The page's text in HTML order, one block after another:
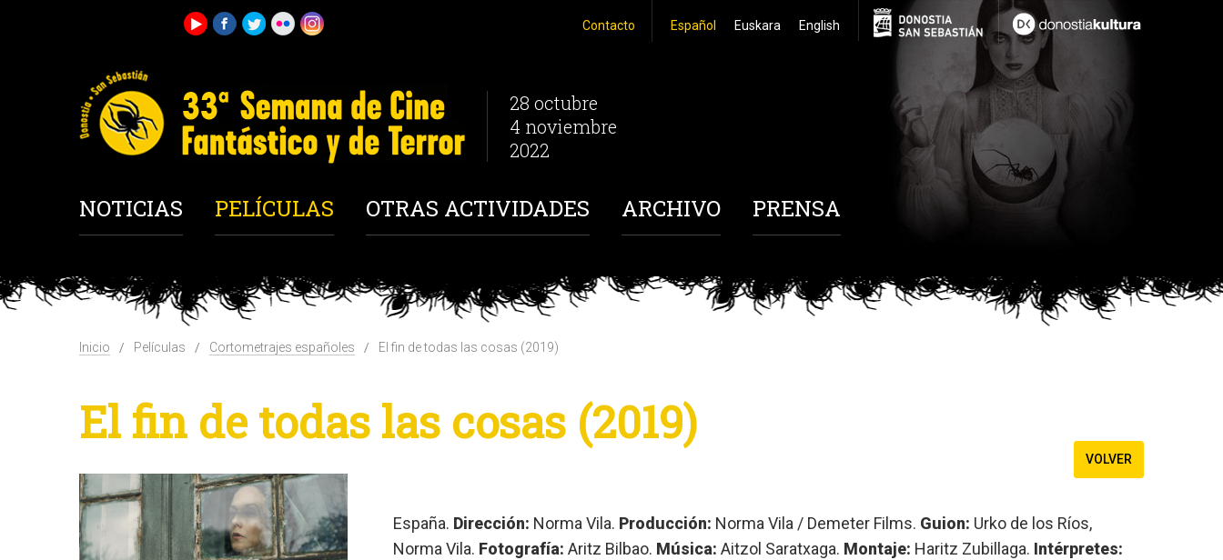
Español Euskara English
Contacto
28 octubre
4 noviembre
2022
NOTICIAS PELÍCULAS OTRAS ACTIVIDADES ARCHIVO PRENSA
Inicio Películas Cortometrajes españoles El fin de todas las cosas (2019)
El fin de todas las cosas (2019)
VOLVER
España. Dirección: Norma Vila. Producción: Norma Vila / Demeter Films. Guion: Urko de los Ríos,
Norma Vila. Fotografía: Aritz Bilbao. Música: Aitzol Saratxaga. Montaje: Haritz Zubillaga. Intérpretes: